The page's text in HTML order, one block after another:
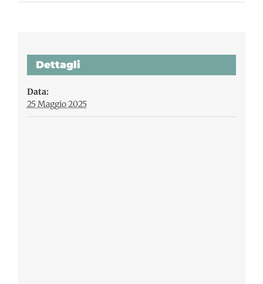
Dettagli
Data:
25 Maggio 2025